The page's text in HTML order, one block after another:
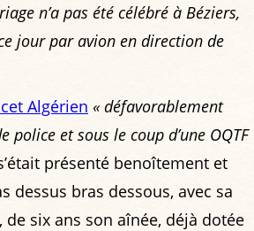
n’a pas été célébré à Béziers,
jour par avion en direction de
Algérien « défavorablement
police et sous le coup d’une OQTF
présenté benoîtement et
dessus bras dessous, avec sa
six ans son aînée, déjà dotée